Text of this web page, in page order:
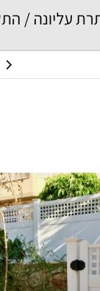
עליונה /